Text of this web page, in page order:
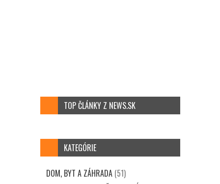
TOP ČLÁNKY Z NEWS.SK
KATEGÓRIE
DOM, BYT A ZÁHRADA(51)